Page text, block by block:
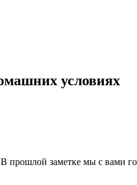
условиях
прошлой заметке мы с вами